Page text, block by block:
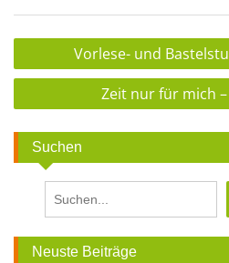
Beitragsnavigation
Vorlese- und
Zeit nur für mich
Suchen
Neuste Beiträge